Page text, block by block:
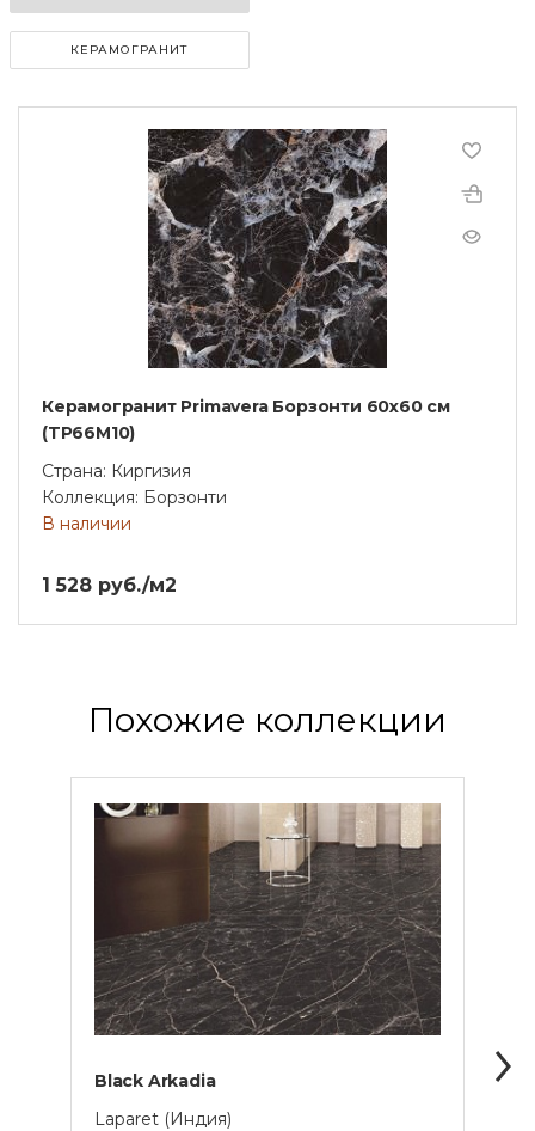
КЕРАМОГРАНИТ
Керамогранит Primavera Борзонти 60x60 см
(TP66M10)
Страна: Киргизия
Коллекция: Борзонти
В наличии
1 528 руб./м2
Похожие коллекции
Black Arkadia
Laparet (Индия)